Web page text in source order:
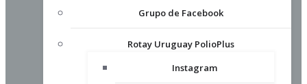
Grupo de Facebook
Rotay Uruguay PolioPlus
Instagram